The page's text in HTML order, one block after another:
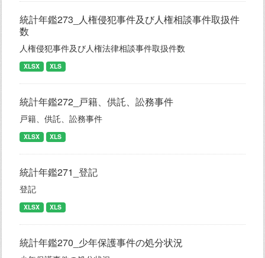
統計年鑑273_人権侵犯事件及び人権相談事件取扱件
数
人権侵犯事件及び人権法律相談事件取扱件数
XLSX XLS
統計年鑑272_戸籍、供託、訟務事件
戸籍、供託、訟務事件
XLSX XLS
統計年鑑271_登記
登記
XLSX XLS
統計年鑑270_少年保護事件の処分状況